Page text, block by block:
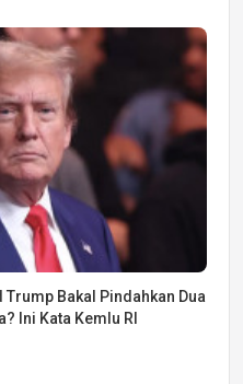
Bakal Pindahkan Dua
Ini Kata Kemlu RI